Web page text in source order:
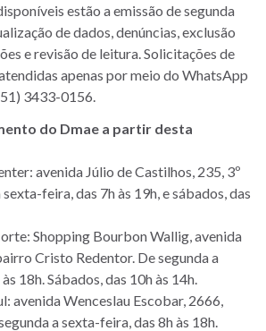
estão a emissão de segunda
de dados, denúncias, exclusão
e revisão de leitura. Solicitações de
apenas por meio do WhatsApp
3433-0156.
do Dmae a partir desta
avenida Júlio de Castilhos, 235, 3º
feira, das 7h às 19h, e sábados, das
Shopping Bourbon Wallig, avenida
Cristo Redentor. De segunda a
18h. Sábados, das 10h às 14h.
avenida Wenceslau Escobar, 2666,
a sexta-feira, das 8h às 18h.